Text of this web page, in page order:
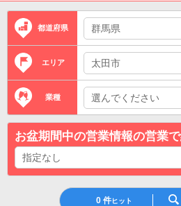
都道府県
エリア
業種
お盆期間中の営業情報の営業
0 件ヒット